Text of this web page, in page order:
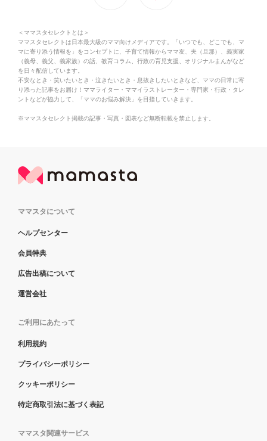
＜ママスタセレクトとは＞
ママスタセレクトは日本最大級のママ向けメディアです。「いつでも、どこでも、マ
マに寄り添う情報を」をコンセプトに、子育て情報からママ友、夫（旦那）、義実家
（義母、義父、義家族）の話、教育コラム、行政の育児支援、オリジナルまんがなど
を日々配信しています。
不安なとき・笑いたいとき・泣きたいとき・息抜きしたいときなど、ママの日常に寄
り添った記事をお届け！ママライター・ママイラストレーター・専門家・行政・タレ
ントなどが協力して、「ママのお悩み解決」を目指していきます。
※ママスタセレクト掲載の記事・写真・図表など無断転載を禁止します。
ママスタについて
ヘルプセンター
会員特典
広告出稿について
運営会社
ご利用にあたって
利用規約
プライバシーポリシー
クッキーポリシー
特定商取引法に基づく表記
ママスタ関連サービス